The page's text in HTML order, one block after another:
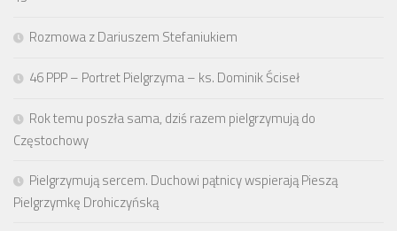
Rozmowa z Dariuszem Stefaniukiem
46 PPP – Portret Pielgrzyma – ks. Dominik Ściseł
Rok temu poszła sama, dziś razem pielgrzymują do
Częstochowy
Pielgrzymują sercem. Duchowi pątnicy wspierają Pieszą
Pielgrzymkę Drohiczyńską